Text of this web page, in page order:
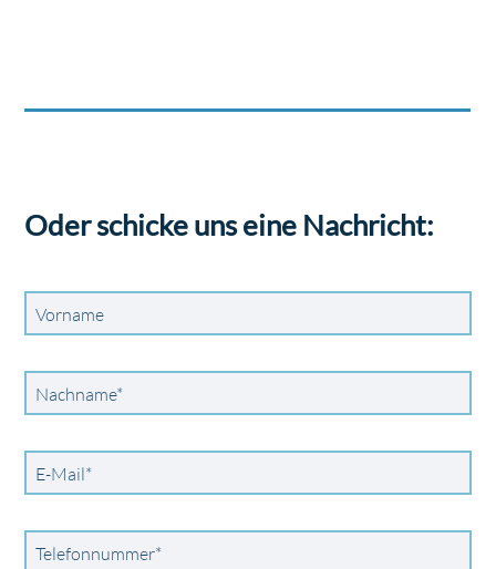
Oder schicke uns eine Nachricht:
Vorname
Pflichtfeld
Nachname*
Pflichtfeld
E-Mail*
Pflichtfeld
Telefonnummer*